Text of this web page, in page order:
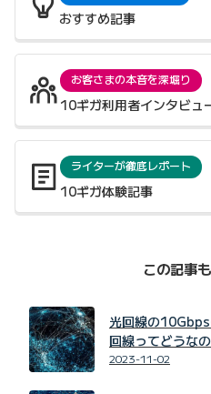
おすすめ記事
お客さまの本音を深堀り
10ギガ利用者インタビュ
ライターが徹底レポート
10ギガ体験記事
この記事
光回線の
回線ってどうな
2023-11-02